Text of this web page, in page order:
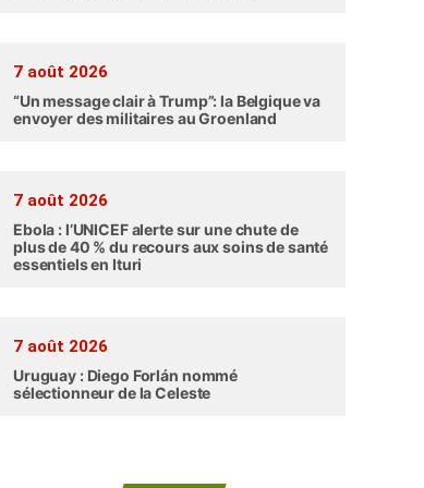
7 août 2026
“Un message clair à Trump”: la Belgique va
envoyer des militaires au Groenland
7 août 2026
Ebola : l’UNICEF alerte sur une chute de
plus de 40 % du recours aux soins de santé
essentiels en Ituri
7 août 2026
Uruguay : Diego Forlán nommé
sélectionneur de la Celeste